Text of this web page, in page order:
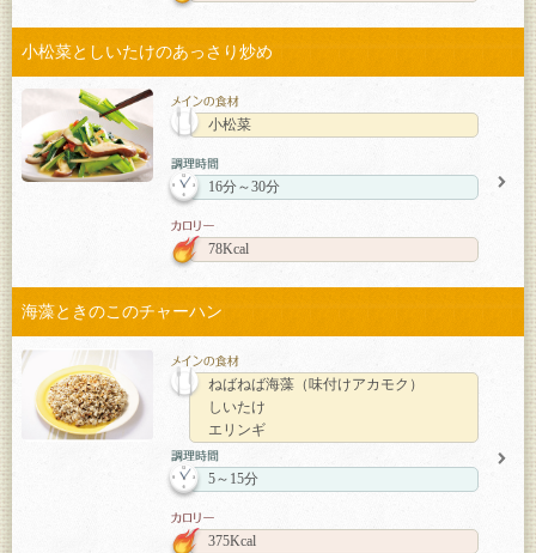
小松菜としいたけのあっさり炒め
小松菜
16分～30分
78Kcal
海藻ときのこのチャーハン
ねばねば海藻（味付けアカモク）
しいたけ
エリンギ
5～15分
375Kcal